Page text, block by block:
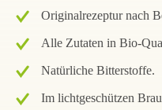
Originalrezeptur nach
Alle Zutaten in Bio-
Natürliche Bitterstoffe.
Im lichtgeschützen